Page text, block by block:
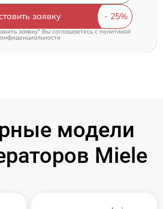
заявку
заявку" Вы соглашаетесь cполитикой
модели
Miele